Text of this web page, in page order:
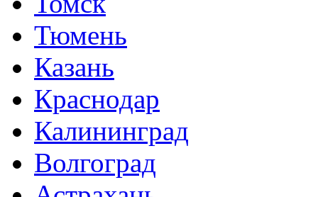
Тюмень
Казань
Краснодар
Калининград
Волгоград